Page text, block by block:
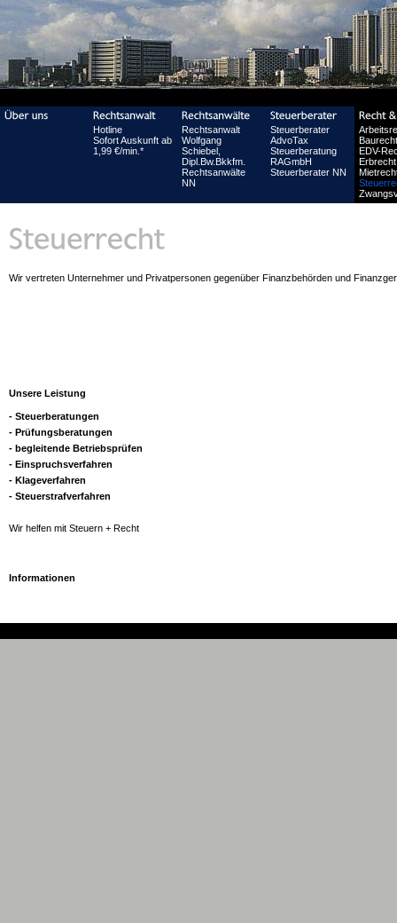
Hotline
Sofort Auskunft ab
1,99 €/min.*
Rechtsanwalt
Wolfgang
Schiebel,
Dipl.Bw.Bkkfm.
Rechtsanwälte
NN
Steuerberater
AdvoTax
Steuerberatung
RAGmbH
Steuerberater NN
Baurecht
EDV-
Erbrecht
Wir vertreten Unternehmer und Privatpersonen gegenüber Finanzbehörden und
Unsere Leistung
- Steuerberatungen
- Prüfungsberatungen
- begleitende Betriebsprüfen
- Einspruchsverfahren
- Klageverfahren
- Steuerstrafverfahren
Wir helfen mit Steuern + Recht
Informationen